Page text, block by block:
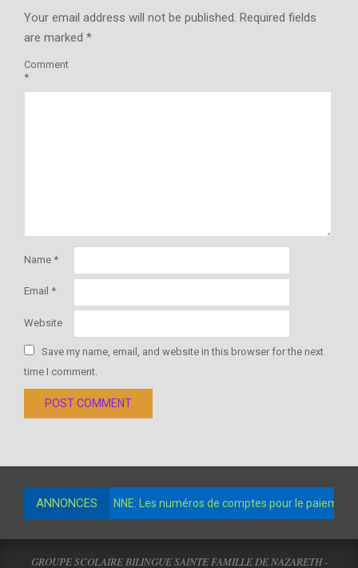
Your email address will not be published. Required fields
are marked *
Comment
*
Name *
Email *
Website
Save my name, email, and website in this browser for the next
time I comment.
ANNONCES NNE: Les numéros de comptes pour le paiement
GROUPE SCOLAIRE BILINGUE SAINTE FAMILLE DE NAZARETH -